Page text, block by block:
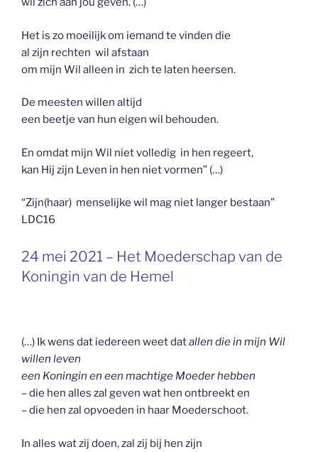
Het is zo moeilijk om iemand te vinden die
al zijn rechten wil afstaan
om mijn Wil alleen in zich te laten heersen.
De meesten willen altijd
een beetje van hun eigen wil behouden.
En omdat mijn Wil niet volledig in hen regeert,
kan Hij zijn Leven in hen niet vormen” (…)
“Zijn(haar) menselijke wil mag niet langer bestaan”
LDC16
GEPLAATST
OP
24 mei 2021 – Het Moederschap van de
Koningin van de Hemel
(…) Ik wens dat iedereen weet datallen die in mijn Wil
willen leven
een Koningin en een machtige Moeder hebben
– die hen alles zal geven wat hen ontbreekt en
– die hen zal opvoeden in haar Moederschoot.
In alles wat zij doen, zal zij bij hen zijn